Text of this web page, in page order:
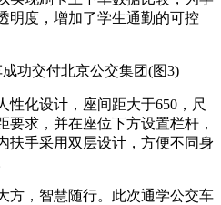
明度，增加了学生通勤的可控
性化设计，座间距大于650，尺
要求，并在座位下方设置栏杆，
扶手采用双层设计，方便不同身
方，智慧随行。此次通学公交车